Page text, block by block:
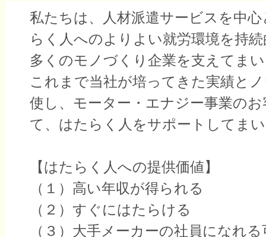
私たちは、人材派遣サービスを中
らく人へのよりよい就労環境を持
多くのモノづくり企業を支えてま
これまで当社が培ってきた実績と
使し、モーター・エナジー事業の
て、はたらく人をサポートしてま
【はたらく人への提供価値】
（１）高い年収が得られる
（２）すぐにはたらける
（３）大手メーカーの社員になれ